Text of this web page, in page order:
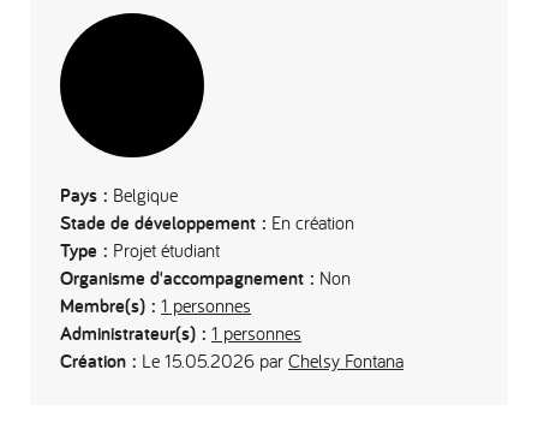
Pays : Belgique
Stade de développement : En création
Type : Projet étudiant
Organisme d'accompagnement : Non
Membre(s) : 1 personnes
Administrateur(s) : 1 personnes
Création : Le 15.05.2026 par Chelsy Fontana